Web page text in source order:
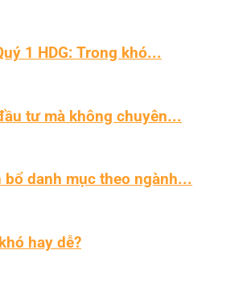
1 HDG: Trong khó...
tư mà không chuyên...
bổ danh mục theo ngành...
hay dễ?